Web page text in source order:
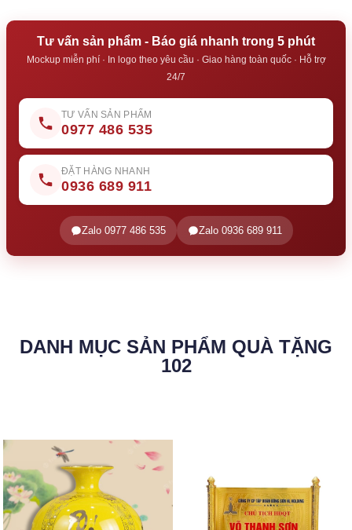
Tư vấn sản phẩm - Báo giá nhanh trong 5 phút
Mockup miễn phí · In logo theo yêu cầu · Giao hàng toàn quốc · Hỗ trợ
24/7
TƯ VẤN SẢN PHẨM
0977 486 535
ĐẶT HÀNG NHANH
0936 689 911
Zalo 0977 486 535 Zalo 0936 689 911
DANH MỤC SẢN PHẨM QUÀ TẶNG
102